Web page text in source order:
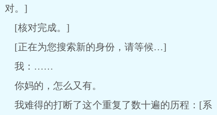
对。]
[核对完成。]
[正在为您搜索新的身份，请等候…]
我：……
你妈的，怎么又有。
我难得的打断了这个重复了数十遍的历程：[系